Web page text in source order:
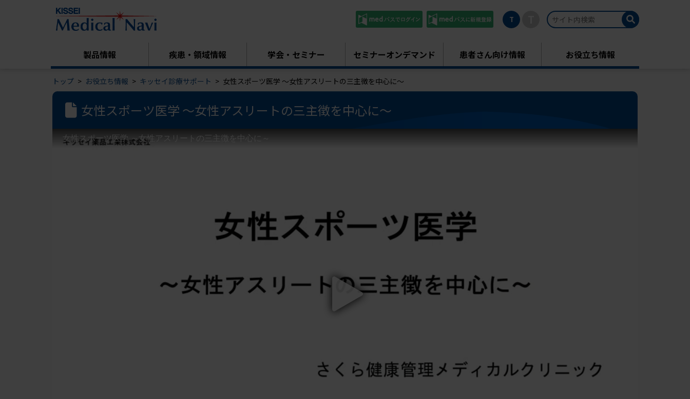
T
製品情報 疾患・領域情報 学会・セミナー セミナーオンデマンド 患者さん向け情報 お役立ち情報
トップ お役立ち情報 キッセイ診療サポート 女性スポーツ医学 ～女性アスリートの三主徴を中心に～
女性スポーツ医学 ～女性アスリートの三主徴を中心に～